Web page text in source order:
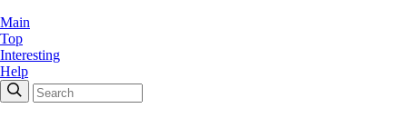
Main
Top
Interesting
Help